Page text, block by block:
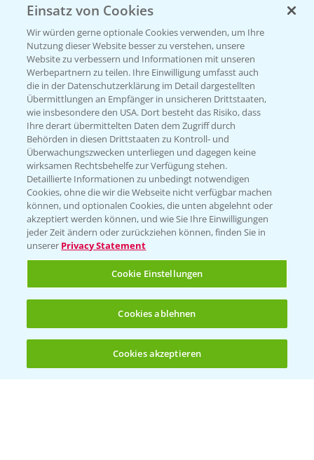
(noch 4)
Beratung auf WhatsApp
T.+49 (0)174 346 564 1
KONTAKT
Hilfe in Notfällen
T.+49 (0)214/30-20220
Folgen Sie uns
Allgemeine Nutzungsbedingungen
Datenschutzerklärung
Einsatz von Cookies
Wir würden gerne optionale Cookies verwenden, um Ihre
Nutzung dieser Website besser zu verstehen, unsere
Website zu verbessern und Informationen mit unseren
Werbepartnern zu teilen. Ihre Einwilligung umfasst auch
die in der Datenschutzerklärung im Detail dargestellten
Übermittlungen an Empfänger in unsicheren Drittstaaten,
wie insbesondere den USA. Dort besteht das Risiko, dass
Ihre derart übermittelten Daten dem Zugriff durch
Behörden in diesen Drittstaaten zu Kontroll- und
Überwachungszwecken unterliegen und dagegen keine
wirksamen Rechtsbehelfe zur Verfügung stehen.
Detaillierte Informationen zu unbedingt notwendigen
Cookies, ohne die wir die Webseite nicht verfügbar machen
können, und optionalen Cookies, die unten abgelehnt oder
akzeptiert werden können, und wie Sie Ihre Einwilligungen
jeder Zeit ändern oder zurückziehen können, finden Sie in
unserer Privacy Statement
Cookie Einstellungen
Cookies ablehnen
Cookies akzeptieren